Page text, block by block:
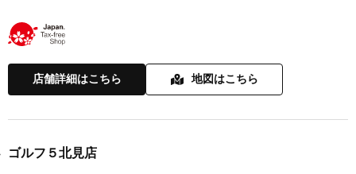
店舗詳細はこちら 地図はこちら
ゴルフ５北見店